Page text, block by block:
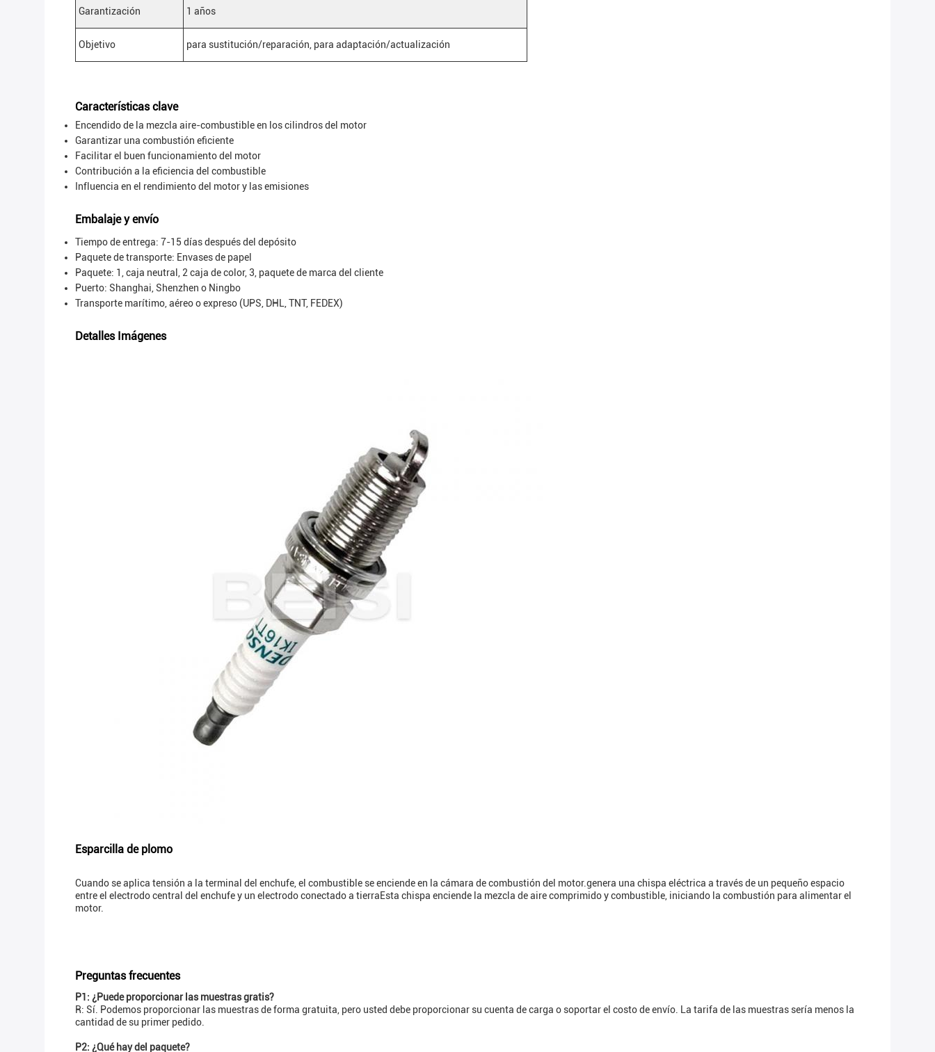
Garantización 1 años
Objetivo para sustitución/reparación, para adaptación/actualización
Características clave
Encendido de la mezcla aire-combustible en los cilindros del motor
Garantizar una combustión eficiente
Facilitar el buen funcionamiento del motor
Contribución a la eficiencia del combustible
Influencia en el rendimiento del motor y las emisiones
Embalaje y envío
Tiempo de entrega: 7-15 días después del depósito
Paquete de transporte: Envases de papel
Paquete: 1, caja neutral, 2 caja de color, 3, paquete de marca del cliente
Puerto: Shanghai, Shenzhen o Ningbo
Transporte marítimo, aéreo o expreso (UPS, DHL, TNT, FEDEX)
Detalles Imágenes
Esparcilla de plomo
Cuando se aplica tensión a la terminal del enchufe, el combustible se enciende en la cámara de combustión del motor.genera una chispa eléctrica a través de un pequeño espacio
entre el electrodo central del enchufe y un electrodo conectado a tierraEsta chispa enciende la mezcla de aire comprimido y combustible, iniciando la combustión para alimentar el
motor.
Preguntas frecuentes
P1: ¿Puede proporcionar las muestras gratis?
R: Sí. Podemos proporcionar las muestras de forma gratuita, pero usted debe proporcionar su cuenta de carga o soportar el costo de envío. La tarifa de las muestras sería menos la
cantidad de su primer pedido.
P2: ¿Qué hay del paquete?